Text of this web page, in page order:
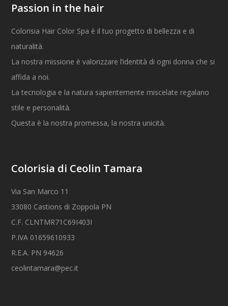
Passion in the hair
Colorisia Hair Color Spa è il tuo progetto di bellezza e di
naturalità.
La nostra missione è valorizzare l’identità di ogni donna che si
affida a noi.
La tecnologia e la natura sapientemente miscelate regalano
stile e personalità.
Questa è la nostra promessa, la nostra unicità.
Colorisia di Ceolin Tamara
Via San Marco 11
33080 Castions di Zoppola PN
C.F. CLNTMR71C69I403I
P.IVA 01659610933
R.E.A. PN 94626
ceolintamara@pec.it